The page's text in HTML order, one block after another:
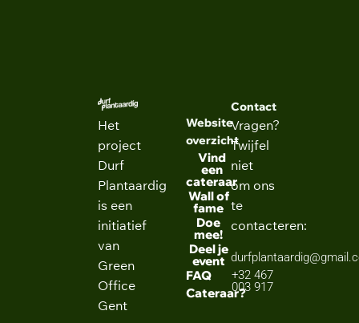
Het
project
Durf
Plantaardig
is een
initiatief
van
Green
Office
Gent
Website
overzicht
Vind
een
cateraar
Wall of
fame
Doe
mee!
Deel je
event
FAQ
Cateraar?
Contact
Vragen?
Twijfel
niet
om ons
te
contacteren:
+32 467
003 917